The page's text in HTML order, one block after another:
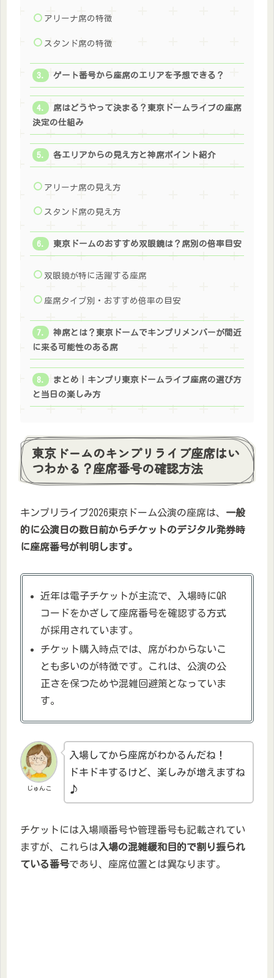
アリーナ席の特徴
スタンド席の特徴
ゲート番号から座席のエリアを予想できる？
席はどうやって決まる？東京ドームライブの座席
決定の仕組み
各エリアからの見え方と神席ポイント紹介
アリーナ席の見え方
スタンド席の見え方
東京ドームのおすすめ双眼鏡は？席別の倍率目安
双眼鏡が特に活躍する座席
座席タイプ別・おすすめ倍率の目安
神席とは？東京ドームでキンプリメンバーが間近
に来る可能性のある席
まとめ｜キンプリ東京ドームライブ座席の選び方
と当日の楽しみ方
東京ドームのキンプリライブ座席はい
つわかる？座席番号の確認方法
キンプリライブ2026東京ドーム公演の座席は、 一般
的に公演日の数日前からチケットのデジタル発券時
に座席番号が判明します。
近年は電子チケットが主流で、入場時にQR
コードをかざして座席番号を確認する方式
が採用されています。
チケット購入時点では、席がわからないこ
とも多いのが特徴です。これは、公演の公
正さを保つためや混雑回避策となっていま
す。
じゅんこ
入場してから座席がわかるんだね！
ドキドキするけど、楽しみが増えますね
♪
チケットには入場順番号や管理番号も記載されてい
ますが、これらは 入場の混雑緩和目的で割り振られ
ている番号であり、座席位置とは異なります。